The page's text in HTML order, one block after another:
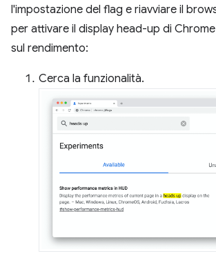
l'impostazione del flag e riavviare il
per attivare il display head-up di
sul rendimento:
Cerca la funzionalità.